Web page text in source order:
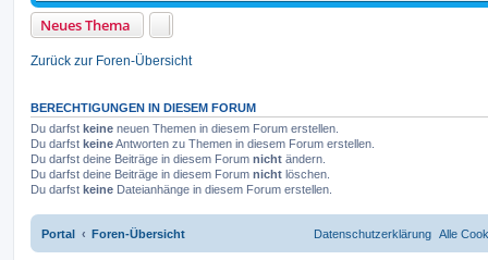
Neues Thema
Zurück zur Foren-Übersicht
BERECHTIGUNGEN IN DIESEM FORUM
Du darfst keine neuen Themen in diesem Forum erstellen.
Du darfst keineAntworten zu Themen in diesem Forum erstellen.
Du darfst deine Beiträge in diesem Forum nicht ändern.
Du darfst deine Beiträge in diesem Forum nicht löschen.
Du darfst keine Dateianhänge in diesem Forum erstellen.
Portal Foren-Übersicht Alle
Datenschutzerklärung